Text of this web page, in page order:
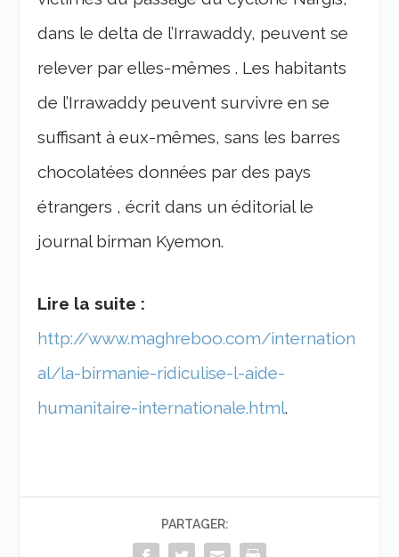
dans le delta de l’Irrawaddy, peuvent se
relever par elles-mêmes . Les habitants
de l’Irrawaddy peuvent survivre en se
suffisant à eux-mêmes, sans les barres
chocolatées données par des pays
étrangers , écrit dans un éditorial le
journal birman Kyemon.
Lire la suite :
http://www.maghreboo.com/internation
al/la-birmanie-ridiculise-l-aide-
humanitaire-internationale.html.
PARTAGER: